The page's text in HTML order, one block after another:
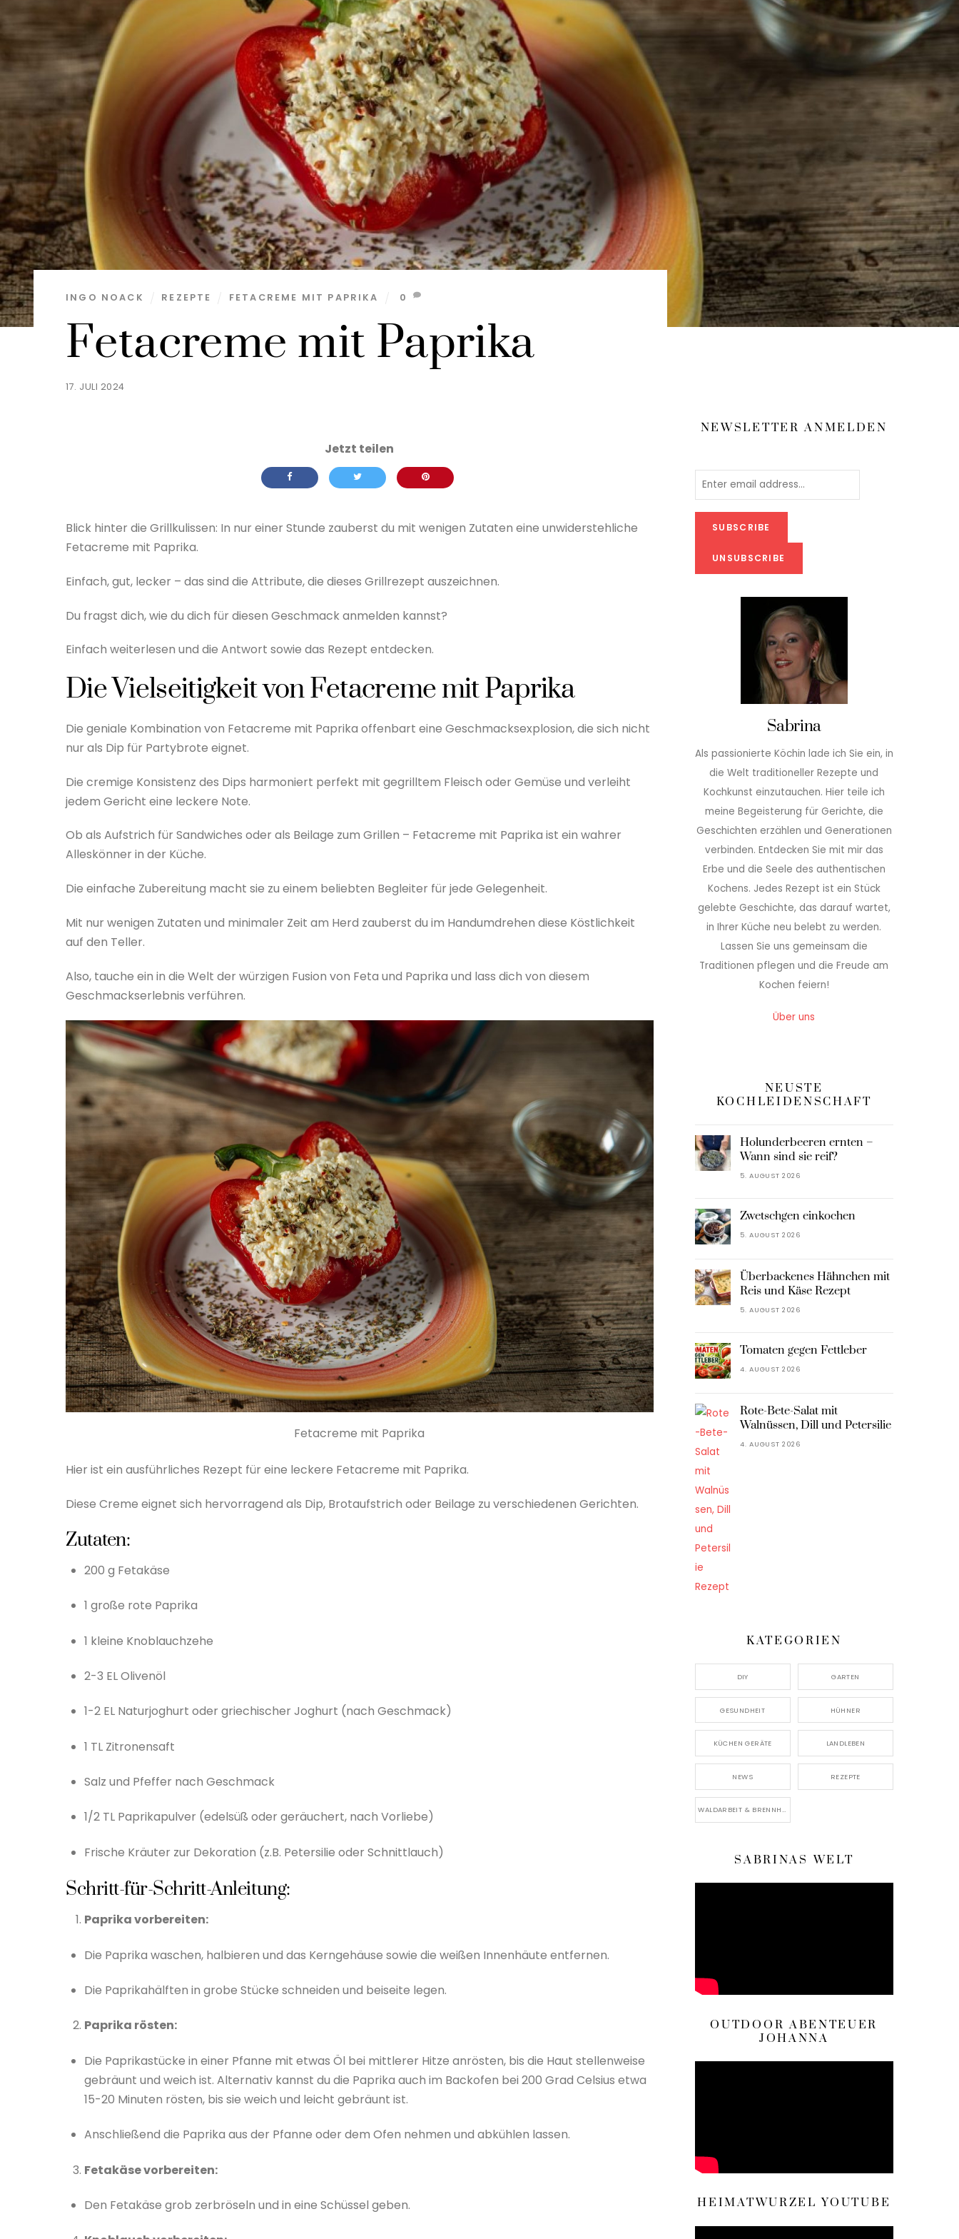
17. JULI 2024
Fetacreme mit Paprika
INGO NOACK REZEPTE FETACREME MIT PAPRIKA 0
Blick hinter die Grillkulissen: In nur einer Stunde zauberst du mit wenigen Zutaten eine unwiderstehliche
Fetacreme mit Paprika.
Einfach, gut, lecker – das sind die Attribute, die dieses Grillrezept auszeichnen.
Du fragst dich, wie du dich für diesen Geschmack anmelden kannst?
Einfach weiterlesen und die Antwort sowie das Rezept entdecken.
Die Vielseitigkeit von Fetacreme mit Paprika
Die geniale Kombination von Fetacreme mit Paprika offenbart eine Geschmacksexplosion, die sich nicht
nur als Dip für Partybrote eignet.
Die cremige Konsistenz des Dips harmoniert perfekt mit gegrilltem Fleisch oder Gemüse und verleiht
jedem Gericht eine leckere Note.
Ob als Aufstrich für Sandwiches oder als Beilage zum Grillen – Fetacreme mit Paprika ist ein wahrer
Alleskönner in der Küche.
Die einfache Zubereitung macht sie zu einem beliebten Begleiter für jede Gelegenheit.
Mit nur wenigen Zutaten und minimaler Zeit am Herd zauberst du im Handumdrehen diese Köstlichkeit
auf den Teller.
Also, tauche ein in die Welt der würzigen Fusion von Feta und Paprika und lass dich von diesem
Geschmackserlebnis verführen.
Fetacreme mit Paprika
Hier ist ein ausführliches Rezept für eine leckere Fetacreme mit Paprika.
Diese Creme eignet sich hervorragend als Dip, Brotaufstrich oder Beilage zu verschiedenen Gerichten.
Zutaten:
200 g Fetakäse
1 große rote Paprika
1 kleine Knoblauchzehe
2-3 EL Olivenöl
1-2 EL Naturjoghurt oder griechischer Joghurt (nach Geschmack)
1 TL Zitronensaft
Salz und Pfeffer nach Geschmack
1/2 TL Paprikapulver (edelsüß oder geräuchert, nach Vorliebe)
Frische Kräuter zur Dekoration (z.B. Petersilie oder Schnittlauch)
Schritt-für-Schritt-Anleitung:
Paprika vorbereiten:
Die Paprika waschen, halbieren und das Kerngehäuse sowie die weißen Innenhäute entfernen.
Die Paprikahälften in grobe Stücke schneiden und beiseite legen.
Paprika rösten:
Die Paprikastücke in einer Pfanne mit etwas Öl bei mittlerer Hitze anrösten, bis die Haut stellenweise
gebräunt und weich ist. Alternativ kannst du die Paprika auch im Backofen bei 200 Grad Celsius etwa
15-20 Minuten rösten, bis sie weich und leicht gebräunt ist.
Anschließend die Paprika aus der Pfanne oder dem Ofen nehmen und abkühlen lassen.
Fetakäse vorbereiten:
Den Fetakäse grob zerbröseln und in eine Schüssel geben.
NEWSLETTER ANMELDEN
Sabrina
Als passionierte Köchin lade ich Sie ein, in
die Welt traditioneller Rezepte und
Kochkunst einzutauchen. Hier teile ich
meine Begeisterung für Gerichte, die
Geschichten erzählen und Generationen
verbinden. Entdecken Sie mit mir das
Erbe und die Seele des authentischen
Kochens. Jedes Rezept ist ein Stück
gelebte Geschichte, das darauf wartet,
in Ihrer Küche neu belebt zu werden.
Lassen Sie uns gemeinsam die
Traditionen pflegen und die Freude am
Kochen feiern!
Über uns
NEUSTE
KOCHLEIDENSCHAFT
Holunderbeeren ernten –
Wann sind sie reif?
5. AUGUST 2026
Zwetschgen einkochen
5. AUGUST 2026
Überbackenes Hähnchen mit
Reis und Käse Rezept
5. AUGUST 2026
Tomaten gegen Fettleber
4. AUGUST 2026
Rote-Bete-Salat mit
Walnüssen, Dill und Petersilie
4. AUGUST 2026
KATEGORIEN
DIY GARTEN
GESUNDHEIT HÜHNER
KÜCHEN GERÄTE LANDLEBEN
NEWS REZEPTE
WALDARBEIT & BRENNHOLZ
SABRINAS WELT
OUTDOOR ABENTEUER
JOHANNA
HEIMATWURZEL YOUTUBE